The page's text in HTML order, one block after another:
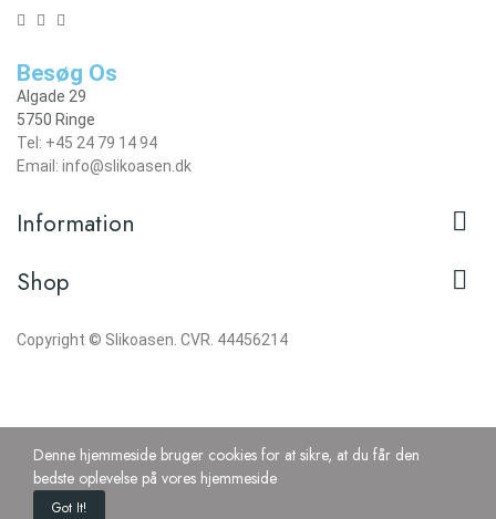
Besøg Os
Algade 29
5750 Ringe
Tel: +45 24 79 14 94
Email: info@slikoasen.dk
Information 
Shop 
Copyright © Slikoasen. CVR. 44456214
Denne hjemmeside bruger cookies for at sikre, at du får den
bedste oplevelse på vores hjemmeside
Got It!